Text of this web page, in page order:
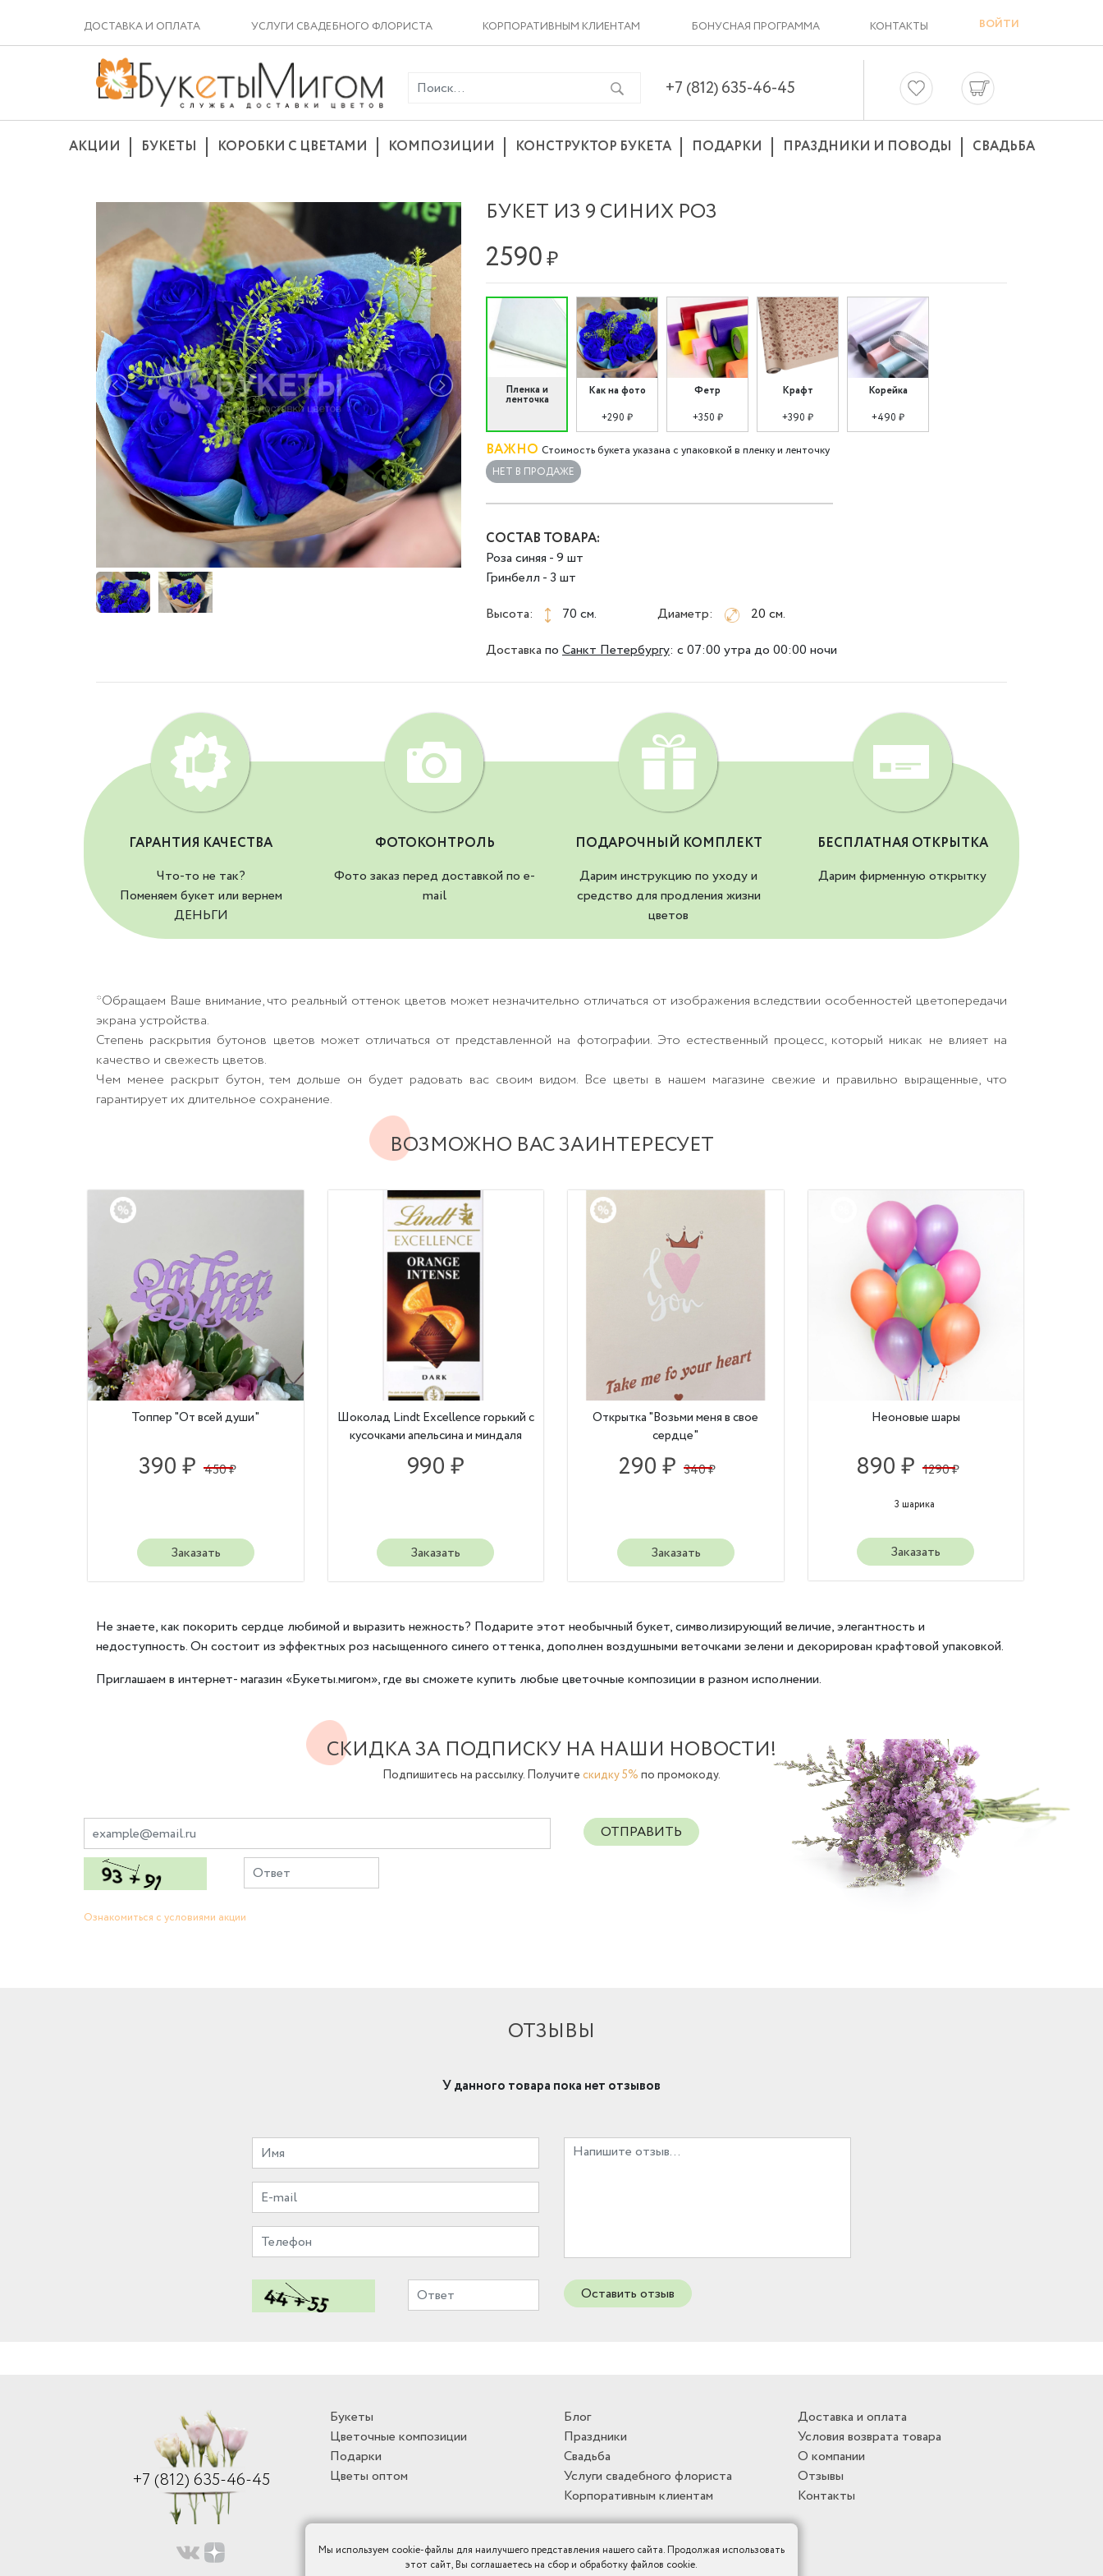
ДОСТАВКА И ОПЛАТА УСЛУГИ СВАДЕБНОГО ФЛОРИСТА КОРПОРАТИВНЫМ КЛИЕНТАМ БОНУСНАЯ ПРОГРАММА КОНТАКТЫ ВОЙТИ
+7 (812) 635-46-45
АКЦИИ БУКЕТЫ КОРОБКИ С ЦВЕТАМИ КОМПОЗИЦИИ КОНСТРУКТОР БУКЕТА ПОДАРКИ ПРАЗДНИКИ И ПОВОДЫ СВАДЬБА
БУКЕТ ИЗ 9 СИНИХ РОЗ
2590₽
Пленка и
ленточка
Как на фото
+290 ₽
Фетр
+350 ₽
Крафт
+390 ₽
Корейка
+490 ₽
ВАЖНО Стоимость букета указана с упаковкой в пленку и ленточку
НЕТ В ПРОДАЖЕ
СОСТАВ ТОВАРА:
Роза синяя - 9 шт
Гринбелл - 3 шт
Высота:
70 см. Диаметр:
20 см.
Доставка по Санкт Петербургу: с 07:00 утра до 00:00 ночи
ГАРАНТИЯ КАЧЕСТВА
Что-то не так?
Поменяем букет или вернем
ДЕНЬГИ
ФОТОКОНТРОЛЬ
Фото заказ перед доставкой по e-
mail
ПОДАРОЧНЫЙ КОМПЛЕКТ
Дарим инструкцию по уходу и
средство для продления жизни
цветов
БЕСПЛАТНАЯ ОТКРЫТКА
Дарим фирменную открытку
*Обращаем Ваше внимание, что реальный оттенок цветов может незначительно отличаться от изображения вследствии особенностей цветопередачи
экрана устройства.
Степень раскрытия бутонов цветов может отличаться от представленной на фотографии. Это естественный процесс, который никак не влияет на
качество и свежесть цветов.
Чем менее раскрыт бутон, тем дольше он будет радовать вас своим видом. Все цветы в нашем магазине свежие и правильно выращенные, что
гарантирует их длительное сохранение.
ВОЗМОЖНО ВАС ЗАИНТЕРЕСУЕТ
Топпер "От всей души"
390 ₽ 450 ₽
Заказать
Шоколад Lindt Excellence горький с
кусочками апельсина и миндаля
990 ₽
Заказать
Открытка "Возьми меня в свое
сердце"
290 ₽ 340 ₽
Заказать
Неоновые шары
890 ₽ 1290 ₽
3 шарика
Заказать
Не знаете, как покорить сердце любимой и выразить нежность? Подарите этот необычный букет, символизирующий величие, элегантность и
недоступность. Он состоит из эффектных роз насыщенного синего оттенка, дополнен воздушными веточками зелени и декорирован крафтовой упаковкой.
Приглашаем в интернет- магазин «Букеты.мигом», где вы сможете купить любые цветочные композиции в разном исполнении.
СКИДКА ЗА ПОДПИСКУ НА НАШИ НОВОСТИ!
Подпишитесь на рассылку. Получите скидку 5% по промокоду.
ОТПРАВИТЬ
Ознакомиться с условиями акции
ОТЗЫВЫ
У данного товара пока нет отзывов
Оставить отзыв
+7 (812) 635-46-45
Букеты
Цветочные композиции
Подарки
Цветы оптом
Блог
Праздники
Свадьба
Услуги свадебного флориста
Корпоративным клиентам
Доставка и оплата
Условия возврата товара
О компании
Отзывы
Контакты
Мы используем cookie-файлы для наилучшего представления нашего сайта. Продолжая использовать
этот сайт, Вы соглашаетесь на сбор и обработку файлов cookie.